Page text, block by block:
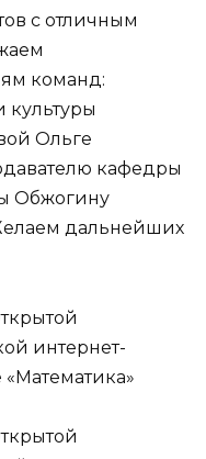
с отличным
команд:
Ольге
кафедры
Обжогину
дальнейших